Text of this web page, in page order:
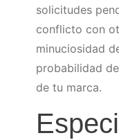
solicitudes
conflicto con
minuciosidad
probabilidad
de tu marca.